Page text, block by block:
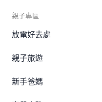
親子專區
放電好去處
親子旅遊
新手爸媽